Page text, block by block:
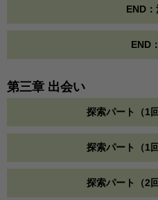
END
END
第三章 出会い
探索パート（1
探索パート（1
探索パート（2